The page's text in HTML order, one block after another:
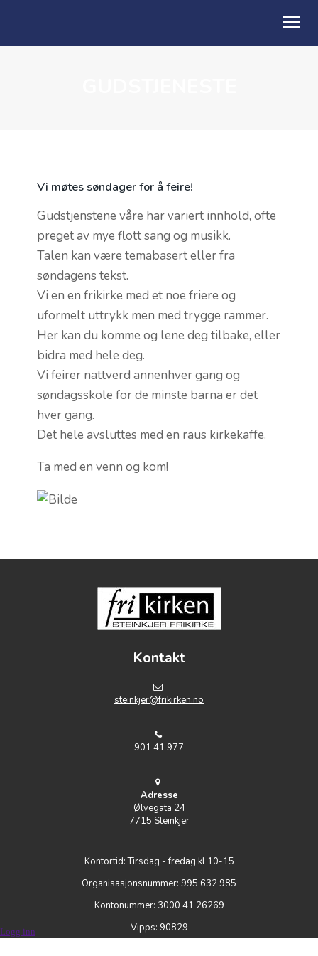
GI EN GAVE
MISJON
UTLEIE
FRIMAT
Vi møtes søndager for å feire!
Gudstjenstene våre har variert innhold, ofte
preget av mye flott sang og musikk.
Talen kan være temabasert eller fra
søndagens tekst.
Vi en en frikirke med et noe friere og
uformelt uttrykk men med trygge rammer.
Her kan du komme og lene deg tilbake, eller
bidra med hele deg.
Vi feirer nattverd annenhver gang og
søndagsskole for de minste barna er det
hver gang.
Det hele avsluttes med en raus kirkekaffe.
Ta med en venn og kom!
Kontakt
steinkjer@frikirken.no
901 41 977
Adresse
Ølvegata 24
7715 Steinkjer
Kontortid: Tirsdag - fredag kl 10-15
Organisasjonsnummer: 995 632 985
Kontonummer: 3000 41 26269
Vipps: 90829
Logg inn